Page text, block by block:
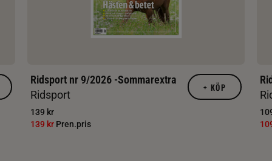
Ridsport nr 9/2026 -Sommarextra
Ridsport
139 kr
139 kr Pren.pris
+ KÖP